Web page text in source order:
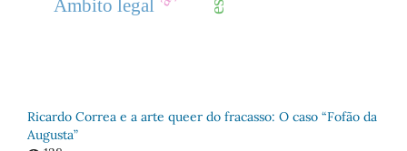
Âmbito legal
Ricardo Correa e a arte queer do fracasso: O caso “Fofão da
Augusta”